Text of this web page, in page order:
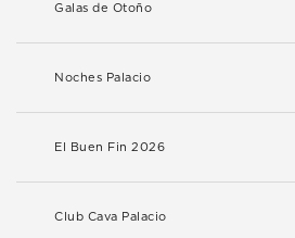
Galas de Otoño
Noches Palacio
El Buen Fin 2026
Club Cava Palacio